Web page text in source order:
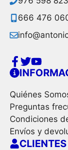
666 476
Quiénes
Preguntas
Condiciones
Envíos y
CLIENTES